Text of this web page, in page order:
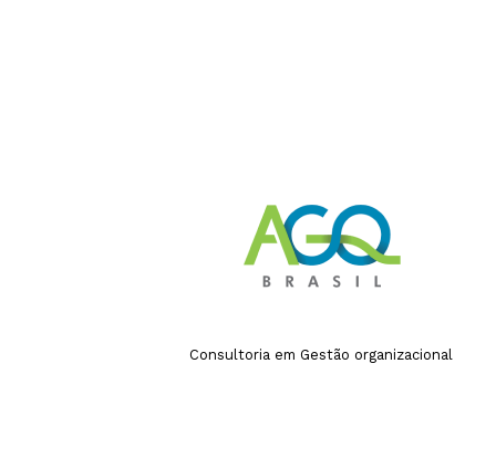
Consultoria em Gestão organizacional